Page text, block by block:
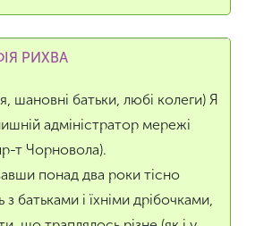
РИХВА
шановні батьки, любі колеги) Я
адміністратор мережі
т Чорновола).
понад два роки тісно
з батьками і їхніми дрібочками,